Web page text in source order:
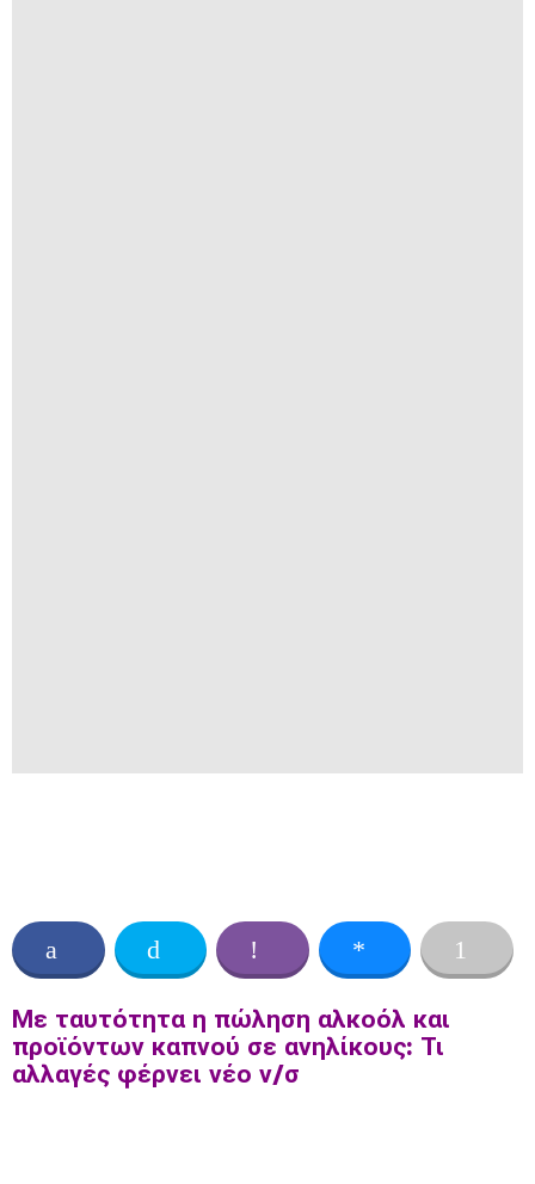
Με ταυτότητα η πώληση αλκοόλ και
προϊόντων καπνού σε ανηλίκους: Τι
αλλαγές φέρνει νέο ν/σ